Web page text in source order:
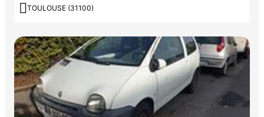
 TOULOUSE (31100)